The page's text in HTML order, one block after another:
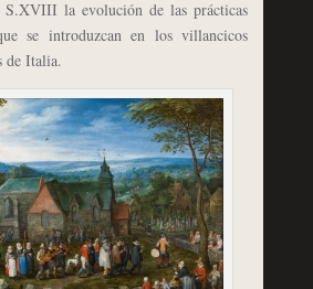
la evolución de las prácticas
se introduzcan en los villancicos
de Italia.